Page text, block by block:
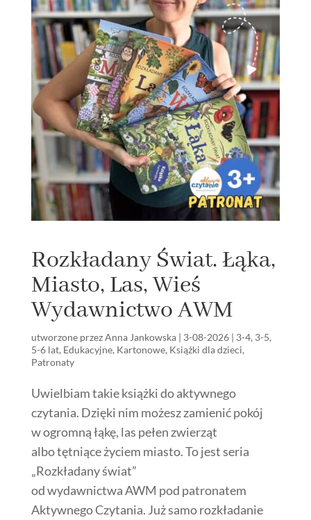
Rozkładany Świat. Łąka,
Miasto, Las, Wieś
Wydawnictwo AWM
utworzone przezAnna Jankowska| 3-08-2026| 3-4, 3-5,
5-6 lat, Edukacyjne, Kartonowe, Książki dla dzieci,
Patronaty
Uwielbiam takie książki do aktywnego
czytania. Dzięki nim możesz zamienić pokój
w ogromną łąkę, las pełen zwierząt
albo tętniące życiem miasto. To jest seria
„Rozkładany świat”
od wydawnictwa AWM pod patronatem
Aktywnego Czytania. Już samo rozkładanie